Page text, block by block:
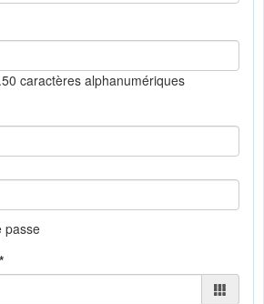
caractères alphanumériques
passe